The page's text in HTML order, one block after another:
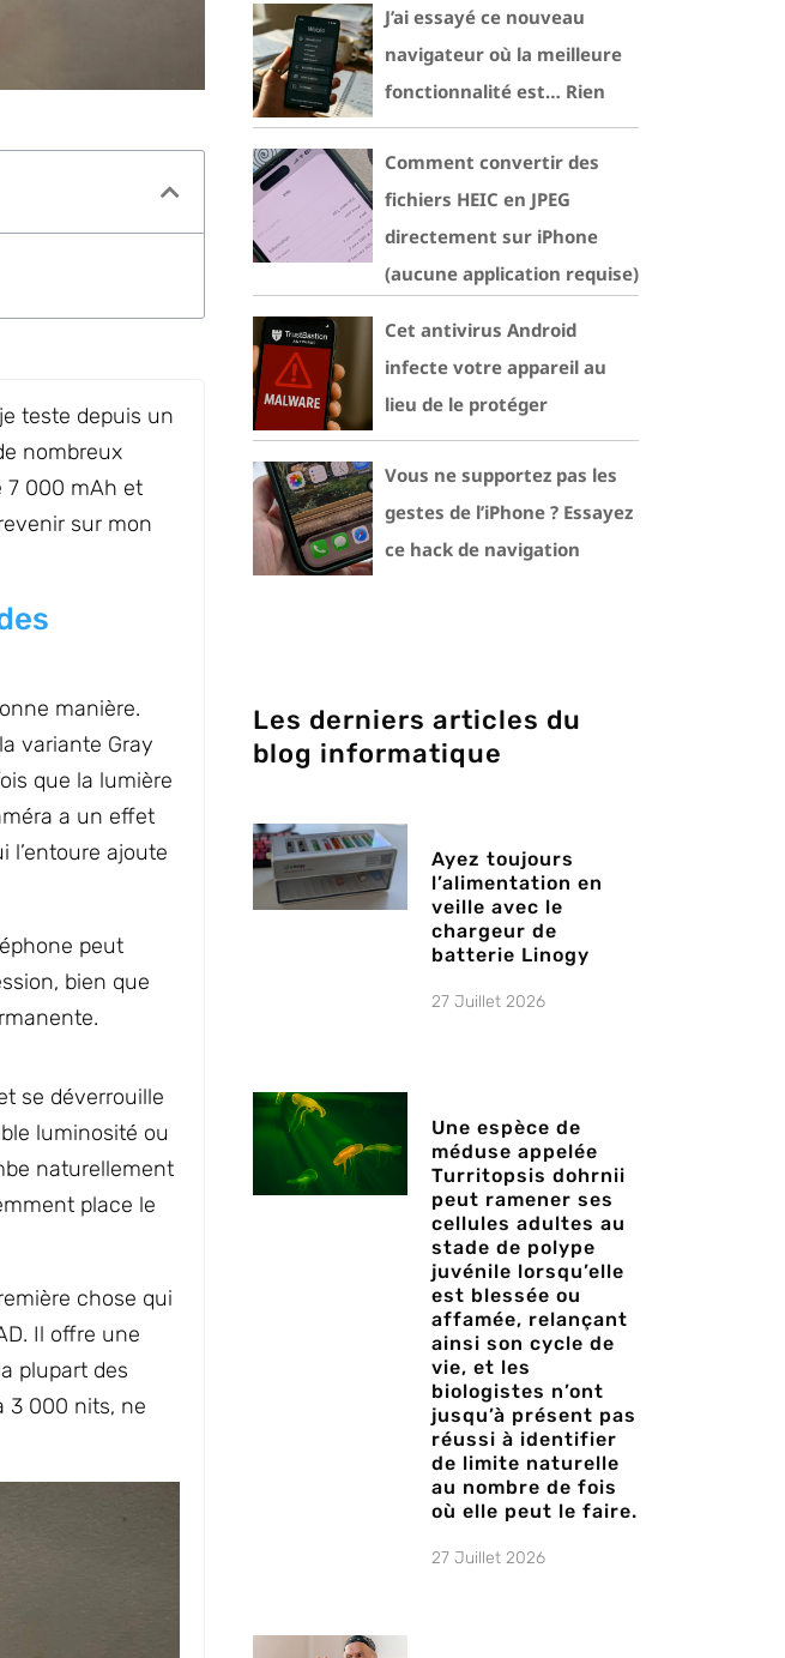
teste depuis un
nombreux
7 000 mAh et
sur mon
manière.
variante Gray
que la lumière
a un effet
l’entoure ajoute
peut
bien que
se déverrouille
luminosité ou
naturellement
place le
chose qui
Il offre une
plupart des
3 000 nits, ne
J’ai essayé ce nouveau
navigateur où la meilleure
fonctionnalité est… Rien
Comment convertir des
fichiers HEIC en JPEG
directement sur iPhone
(aucune application requise)
Cet antivirus Android
infecte votre appareil au
lieu de le protéger
Vous ne supportez pas les
gestes de l’iPhone ? Essayez
ce hack de navigation
Les derniers articles du
blog informatique
Ayez toujours
l’alimentation en
veille avec le
chargeur de
batterie Linogy
27 Juillet 2026
Une espèce de
méduse appelée
Turritopsis dohrnii
peut ramener ses
cellules adultes au
stade de polype
juvénile lorsqu’elle
est blessée ou
affamée, relançant
ainsi son cycle de
vie, et les
biologistes n’ont
jusqu’à présent pas
réussi à identifier
de limite naturelle
au nombre de fois
où elle peut le faire.
27 Juillet 2026